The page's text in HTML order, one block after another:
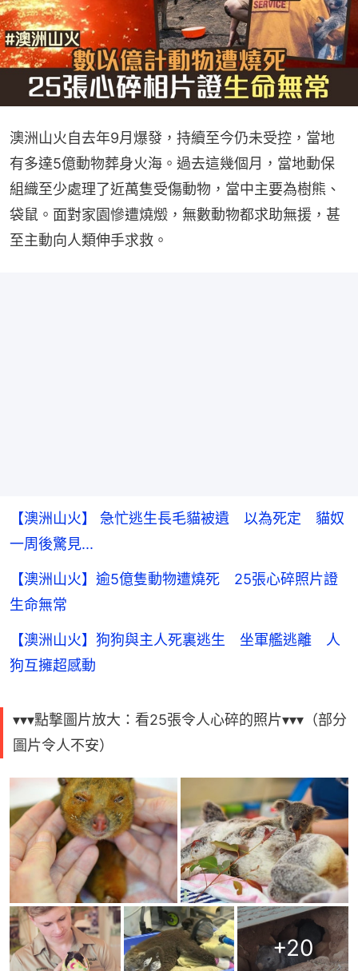
澳洲山火自去年9月爆發，持續至今仍未受控，當地
有多達5億動物葬身火海。過去這幾個月，當地動保
組織至少處理了近萬隻受傷動物，當中主要為樹熊、
袋鼠。面對家園慘遭燒燬，無數動物都求助無援，甚
至主動向人類伸手求救。
【澳洲山火】 急忙逃生長毛貓被遺 以為死定 貓奴
一周後驚見...
【澳洲山火】逾5億隻動物遭燒死 25張心碎照片證
生命無常
【澳洲山火】狗狗與主人死裏逃生 坐軍艦逃離 人
狗互擁超感動
▾▾▾點撃圖片放大：看25張令人心碎的照片▾▾▾（部分
圖片令人不安）
+20